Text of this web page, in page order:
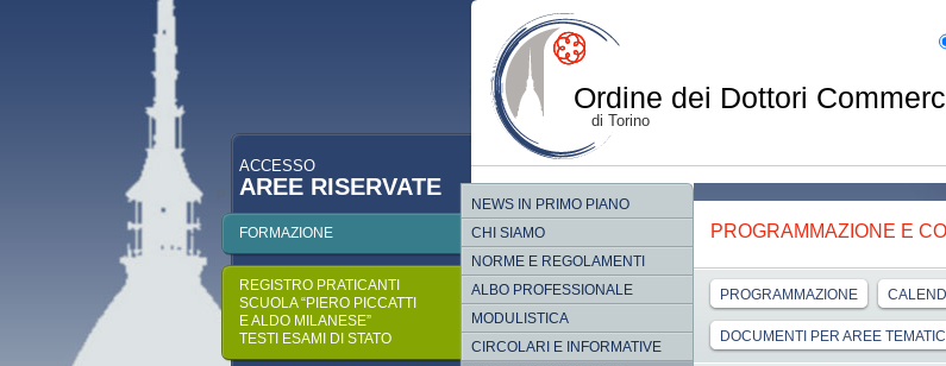
Ordine dei Dottori
di Torino
p
NEWS IN PRIMO PIANO
CHI SIAMO
NORME E REGOLAMENTI
ALBO PROFESSIONALE
MODULISTICA
CIRCOLARI E INFORMATIVE
ACCESSO
AREE RISERVATE
FORMAZIONE
REGISTRO PRATICANTI
SCUOLA “PIERO PICCATTI
E ALDO MILANESE”
TESTI ESAMI DI STATO
PROGRAMMAZIONE E
PROGRAMMAZIONE
DOCUMENTI PER AREE